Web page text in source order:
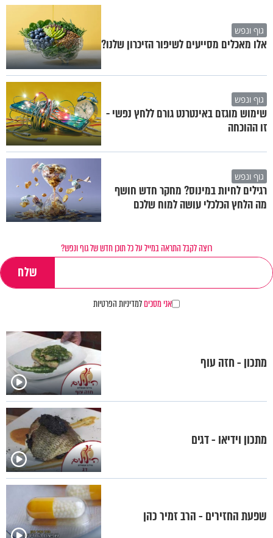
גוף ונפש
אלו מאכלים מסייעים לשיפור הזיכרון שלנו?
גוף ונפש
שימוש מוגזם באינטרנט גורם ללחץ נפשי -
זו ההוכחה
גוף ונפש
רגילים לחיות במינוס? מחקר חדש חושף
מה הלחץ הכלכלי עושה למוח שלכם
רוצה לקבל התראה במייל על כל תוכן חדש של גוף ונפש?
אני מסכיםלמדיניות הפרטיות
מתכון - חזה עוף
מתכון וידיאו - דגים
שפעת החזירים - הרב זמיר כהן